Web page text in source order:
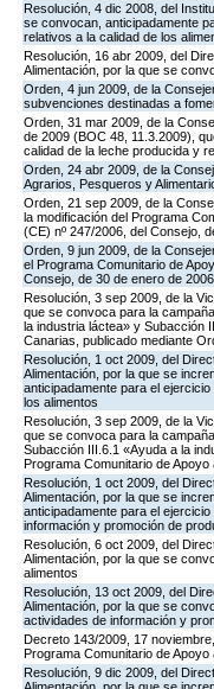
Resolución, 4 dic 2008, del
se convocan, anticipadamente
relativos a la calidad de los
Resolución, 16 abr 2009, del
Alimentación, por la que se
Orden, 4 jun 2009, de la
subvenciones destinadas a
Orden, 31 mar 2009, de la
de 2009 (BOC 48, 11.3.2009),
calidad de la leche producida y
Orden, 24 abr 2009, de la
Agrarios, Pesqueros y
Orden, 21 sep 2009, de la
la modificación del Programa
(CE) nº 247/2006, del Consejo,
Orden, 9 jun 2009, de la
el Programa Comunitario de
Consejo, de 30 de enero de 2006
Resolución, 3 sep 2009, de la
que se convoca para la
la industria láctea» y Subacción
Canarias, publicado mediante
Resolución, 1 oct 2009, del
Alimentación, por la que se
anticipadamente para el
los alimentos
Resolución, 3 sep 2009, de la
que se convoca para la
Subacción III.6.1 «Ayuda a la
Programa Comunitario de
Resolución, 1 oct 2009, del
Alimentación, por la que se
anticipadamente para el
información y promoción de
Resolución, 6 oct 2009, del
Alimentación, por la que se
alimentos
Resolución, 13 oct 2009, del
Alimentación, por la que se
actividades de información y
Decreto 143/2009, 17
Programa Comunitario de
Resolución, 9 dic 2009, del